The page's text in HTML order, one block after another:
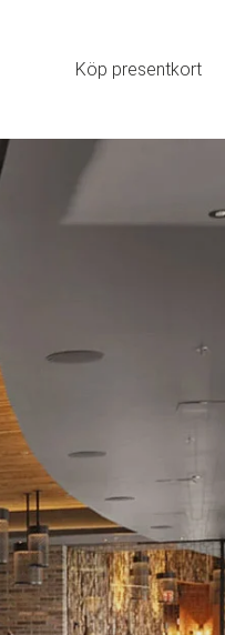
Köp presentkort